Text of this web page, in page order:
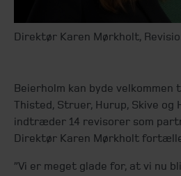
Direktør Karen Mørkholt,
Beierholm kan byde velkommen
Thisted, Struer, Hurup, Skive og
indtræder 14 revisorer som
Direktør Karen Mørkholt
”Vi er meget glade for, at vi nu